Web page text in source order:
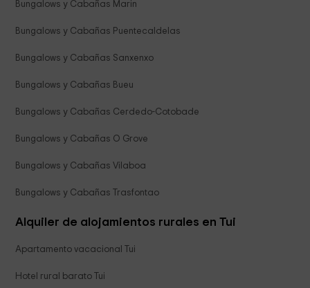
Bungalows y Cabañas Marin
Bungalows y Cabañas Puentecaldelas
Bungalows y Cabañas Sanxenxo
Bungalows y Cabañas Bueu
Bungalows y Cabañas Cerdedo-Cotobade
Bungalows y Cabañas O Grove
Bungalows y Cabañas Vilaboa
Bungalows y Cabañas Trasfontao
Alquiler de alojamientos rurales en Tui
Apartamento vacacional Tui
Hotel rural barato Tui